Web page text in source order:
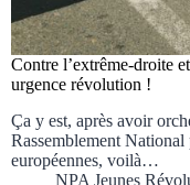
Contre l’extrême-droite
urgence révolution !
Ça y est, après avoir
Rassemblement National
européennes, voilà…
NPA Jeunes